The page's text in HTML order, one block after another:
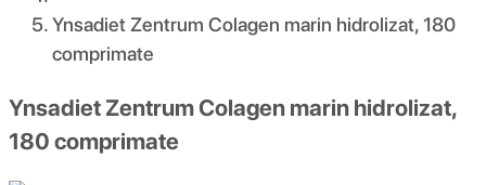
Ynsadiet Zentrum Colagen marin hidrolizat, 180
comprimate
Ynsadiet Zentrum Colagen marin hidrolizat,
180 comprimate